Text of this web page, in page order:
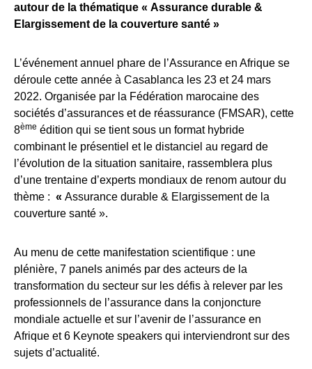
autour de la thématique « Assurance durable &
Elargissement de la couverture santé »
L’événement annuel phare de l’Assurance en Afrique se
déroule cette année à Casablanca les 23 et 24 mars
2022. Organisée par la Fédération marocaine des
sociétés d’assurances et de réassurance (FMSAR), cette
8ème édition qui se tient sous un format hybride
combinant le présentiel et le distanciel au regard de
l’évolution de la situation sanitaire, rassemblera plus
d’une trentaine d’experts mondiaux de renom autour du
thème : « Assurance durable & Elargissement de la
couverture santé ».
Au menu de cette manifestation scientifique : une
plénière, 7 panels animés par des acteurs de la
transformation du secteur sur les défis à relever par les
professionnels de l’assurance dans la conjoncture
mondiale actuelle et sur l’avenir de l’assurance en
Afrique et 6 Keynote speakers qui interviendront sur des
sujets d’actualité.